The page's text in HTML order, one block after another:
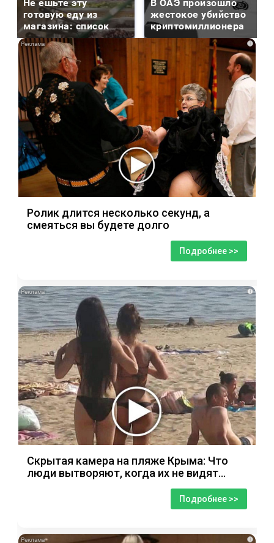
Не ешьте эту
готовую еду из
магазина: список
В ОАЭ произошло
жестокое убийство
криптомиллионера
i
Ролик длится несколько секунд, а
смеяться вы будете долго
Подробнее >>
i
Скрытая камера на пляже Крыма: Что
люди вытворяют, когда их не видят...
Подробнее >>
i